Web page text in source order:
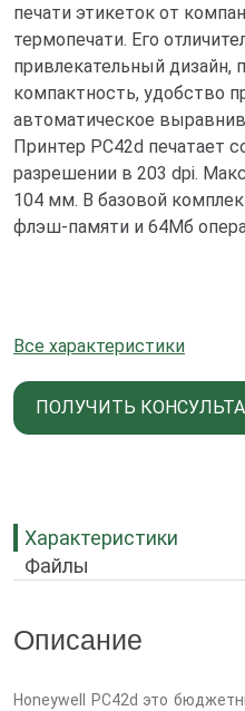
печати этикеток от
термопечати. Его
привлекательный дизайн,
компактность, удобство
автоматическое
Принтер PC42d печатает
разрешении в 203 dpi.
104 мм. В базовой
флэш-памяти и 64Мб
Все характеристики
ПОЛУЧИТЬ
Характеристики
Файлы
Описание
Honeywell PC42d это